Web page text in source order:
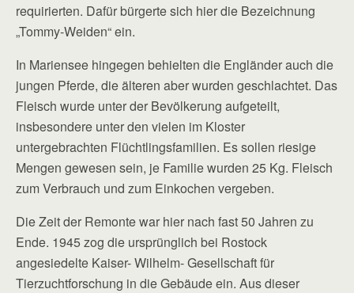
requirierten. Dafür bürgerte sich hier die Bezeichnung
„Tommy-Weiden“ ein.
In Mariensee hingegen behielten die Engländer auch die
jungen Pferde, die älteren aber wurden geschlachtet. Das
Fleisch wurde unter der Bevölkerung aufgeteilt,
insbesondere unter den vielen im Kloster
untergebrachten Flüchtlingsfamilien. Es sollen riesige
Mengen gewesen sein, je Familie wurden 25 Kg. Fleisch
zum Verbrauch und zum Einkochen vergeben.
Die Zeit der Remonte war hier nach fast 50 Jahren zu
Ende. 1945 zog die ursprünglich bei Rostock
angesiedelte Kaiser- Wilhelm- Gesellschaft für
Tierzuchtforschung in die Gebäude ein. Aus dieser